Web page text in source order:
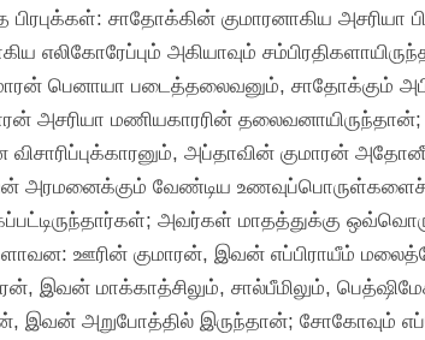
சாதோக்கின் குமாரனாகிய அசரியா
எலிகோரேப்பும் அகியாவும்
பெனாயா படைத்தலைவனும், சாதோக்கும்
அசரியா மணியகாரரின் தலைவனாயிருந்தான்;
அப்தாவின் குமாரன்
அரமனைக்கும் வேண்டிய
அவர்கள் மாதத்துக்கு
ஊரின் குமாரன், இவன் எப்பிராயீம்
இவன் மாக்காத்சிலும், சால்பீமிலும்,
இவன் அறுபோத்தில் இருந்தான்; சோகோவும்